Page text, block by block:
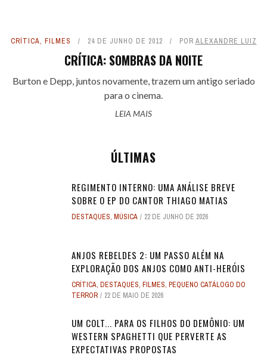
CRÍTICA, FILMES 24 DE JUNHO DE 2012 POR ALEXANDRE LUIZ
CRÍTICA: SOMBRAS DA NOITE
Burton e Depp, juntos novamente, trazem um antigo seriado
para o cinema.
LEIA MAIS
ÚLTIMAS
REGIMENTO INTERNO: UMA ANÁLISE BREVE
SOBRE O EP DO CANTOR THIAGO MATIAS
DESTAQUES, MÚSICA 22 DE JUNHO DE 2026
ANJOS REBELDES 2: UM PASSO ALÉM NA
EXPLORAÇÃO DOS ANJOS COMO ANTI-HERÓIS
CRÍTICA, DESTAQUES, FILMES, PEQUENO CATÁLOGO DO
TERROR
22 DE MAIO DE 2026
UM COLT... PARA OS FILHOS DO DEMÔNIO: UM
WESTERN SPAGHETTI QUE PERVERTE AS
EXPECTATIVAS PROPOSTAS